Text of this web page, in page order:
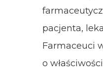
pacjenta,
Farmaceuci
o